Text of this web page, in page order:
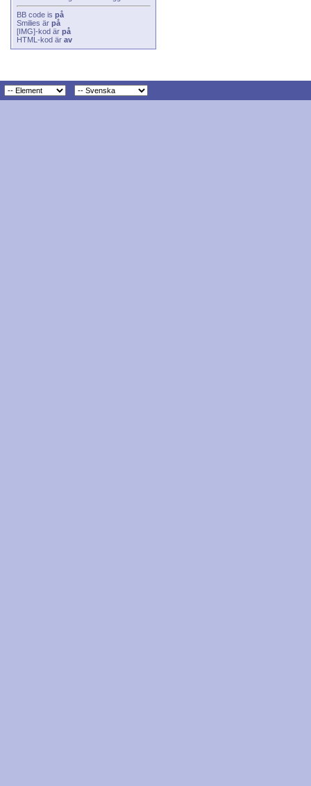
BB code is på
Smilies är på
[IMG]-kod är på
HTML-kod är av